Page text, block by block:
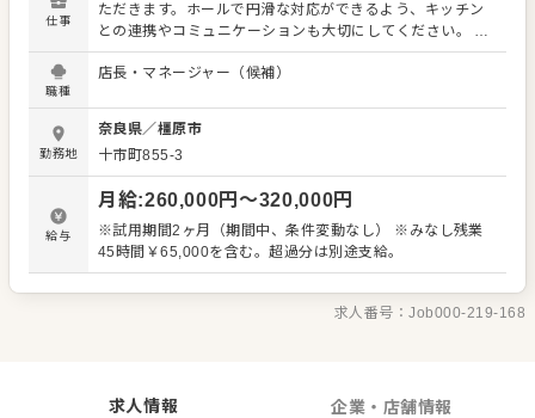
仕事
ただきます。ホールで円滑な対応ができるよう、キッチン
との連携やコミュニケーションも大切にしてください。 お
店の顔として、お客さまから直接感謝の言葉をいただいた
り、改善要求などのご意見をいただくこともあります。内
心がけてください。 その後、店舗業務はもちろん、スタッ
フの育成やマネジメントといった重要な役割を担います。
メインとなるのは、販促イベントやキャンペーンの企画な
ども含め、売上に繋げていくことです。 全体のオペレーシ
ョン改善などもお任せしますので、あなたならではのアイ
デアを積極的に発信してください。 【具体的には…】 ・予
約管理、電話対応 ・接客、サービス全般 ・売上管理、在庫
入社後はスキルに合わせた業務からお任せしますので、
徐々に仕事の幅を広げていきましょう。成長をしっかりサ
職種
店長・マネージャー（候補）
勤務地
奈良県／橿原市
十市町855-3
給与
月給:260,000円〜320,000円
※試用期間2ヶ月（期間中、条件変動なし） ※みなし残業
45時間￥65,000を含む。超過分は別途支給。
求人番号：Job000-219-168
求人情報 企業・店舗情報